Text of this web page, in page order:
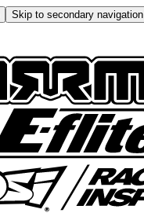
Skip to secondary navigation